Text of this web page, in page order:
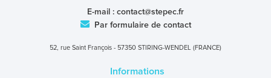
E-mail : contact@stepec.fr
Par formulaire de contact
52, rue Saint François - 57350 STIRING-WENDEL (FRANCE)
Informations